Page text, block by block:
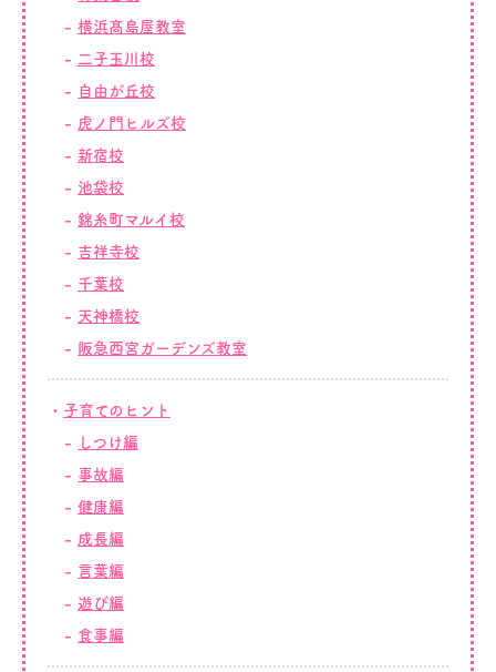
横浜髙島屋教室
二子玉川校
自由が丘校
虎ノ門ヒルズ校
新宿校
池袋校
錦糸町マルイ校
吉祥寺校
千葉校
天神橋校
阪急西宮ガーデンズ教室
子育てのヒント
しつけ編
事故編
健康編
成長編
言葉編
遊び編
食事編